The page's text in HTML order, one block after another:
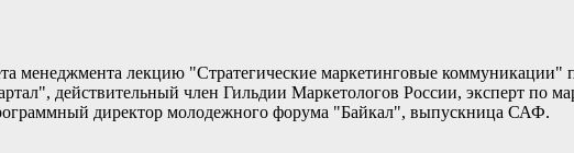
менеджмента лекцию "Стратегические маркетинговые коммуникации"
действительный член Гильдии Маркетологов России, эксперт по
директор молодежного форума "Байкал", выпускница САФ.